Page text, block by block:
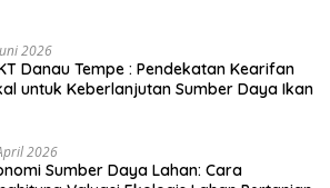
2026
Danau Tempe : Pendekatan Kearifan
untuk Keberlanjutan Sumber Daya Ikan
2026
Sumber Daya Lahan: Cara